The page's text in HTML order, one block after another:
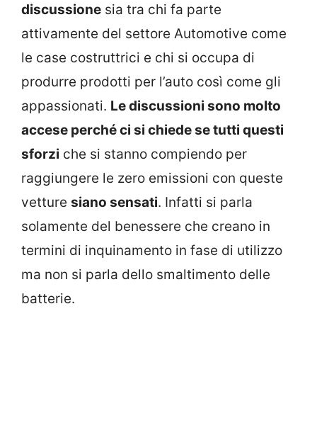
discussione sia tra chi fa parte
attivamente del settore Automotive come
le case costruttrici e chi si occupa di
produrre prodotti per l’auto così come gli
appassionati. Le discussioni sono molto
accese perché ci si chiede se tutti questi
sforzi che si stanno compiendo per
raggiungere le zero emissioni con queste
vetture siano sensati. Infatti si parla
solamente del benessere che creano in
termini di inquinamento in fase di utilizzo
ma non si parla dello smaltimento delle
batterie.